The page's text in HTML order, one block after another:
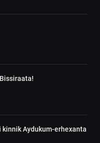
kinnik Aydukum-erhexanta